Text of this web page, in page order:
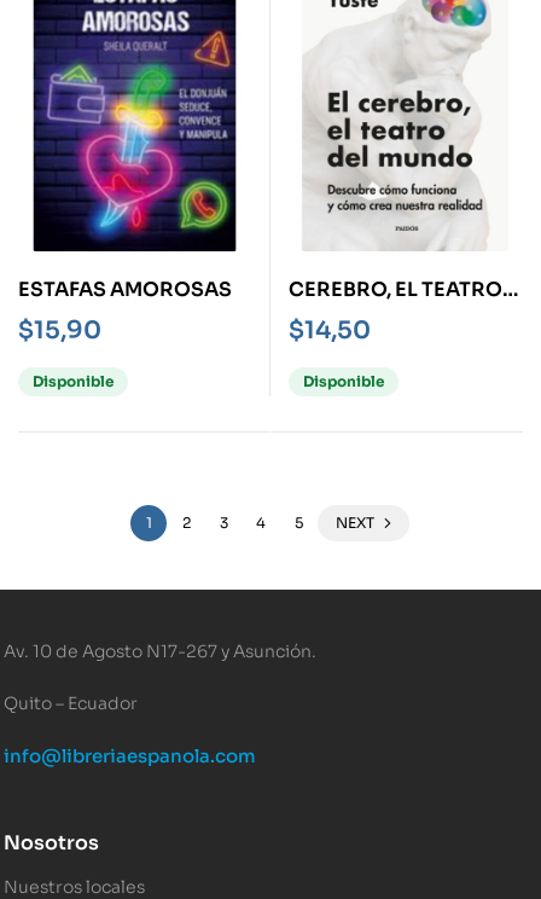
ESTAFAS AMOROSAS
$15,90
Disponible
CEREBRO, EL TEATRO
DEL MUNDO, EL
$14,50
Disponible
1 2 3 4 5 NEXT
Av. 10 de Agosto N17-267 y Asunción.
Quito – Ecuador
info@libreriaespanola.com
Nosotros
Nuestros locales